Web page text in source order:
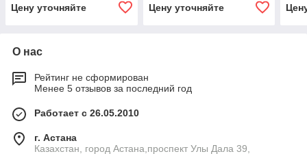
Цену уточняйте
Цену уточняйте
О нас
Рейтинг не сформирован
Менее 5 отзывов за последний год
Работает с 26.05.2010
г. Астана
Казахстан, город Астана,проспект Улы Дала 39,